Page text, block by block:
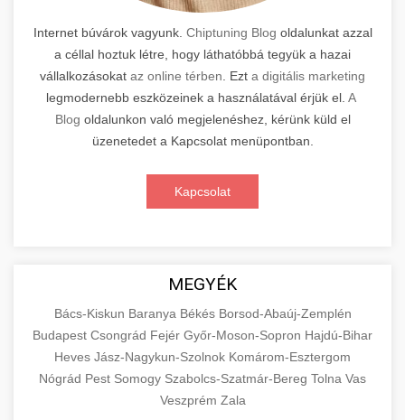
Internet búvárok vagyunk. Chiptuning Blog oldalunkat azzal
a céllal hoztuk létre, hogy láthatóbbá tegyük a hazai
vállalkozásokat az online térben . Ezt a digitális marketing
legmodernebb eszközeinek a használatával érjük el. A
Blog oldalunkon való megjelenéshez, kérünk küld el
üzenetedet a Kapcsolat menüpontban.
Kapcsolat
MEGYÉK
Bács-Kiskun Baranya Békés Borsod-Abaúj-Zemplén
Budapest Csongrád Fejér Győr-Moson-Sopron Hajdú-Bihar
Heves Jász-Nagykun-Szolnok Komárom-Esztergom
Nógrád Pest Somogy Szabolcs-Szatmár-Bereg Tolna Vas
Veszprém Zala